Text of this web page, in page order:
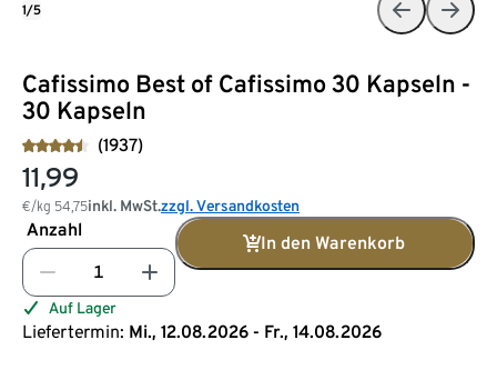
Cafissimo Best of Cafissimo 30 Kapseln -
30 Kapseln
(1937)
11,99
€/kg 54,75inkl. MwSt.zzgl. Versandkosten
Anzahl
In den Warenkorb
Auf Lager
Liefertermin: Mi., 12.08.2026 - Fr., 14.08.2026
1/5